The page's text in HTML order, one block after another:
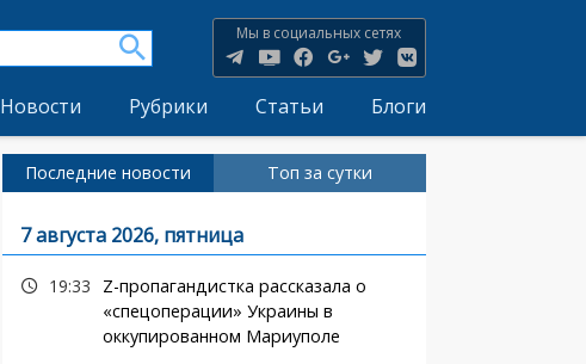
Мы в социальных сетях
Новости Рубрики Статьи Блоги
Последние новости Топ за сутки
7 августа 2026, пятница
19:33
Z-пропагандистка рассказала о
«спецоперации» Украины в
оккупированном Мариуполе